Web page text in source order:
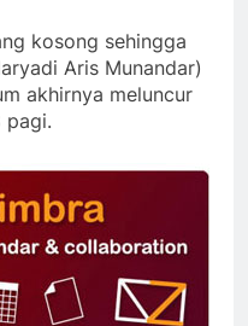
kosong sehingga
Aris Munandar)
akhirnya meluncur
pagi.